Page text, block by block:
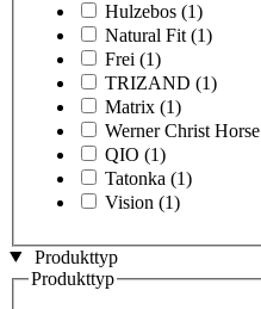
Hulzebos (1)
Natural Fit (1)
Frei (1)
TRIZAND (1)
Matrix (1)
Werner Christ Horse
QIO (1)
Tatonka (1)
Vision (1)
Produkttyp
Produkttyp